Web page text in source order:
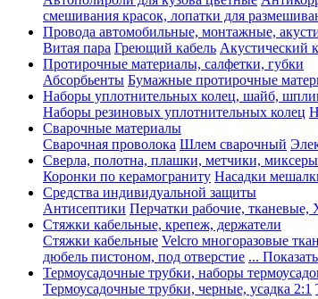
смешивания красок, лопатки для
Провода автомобильные, монтажные,
Витая пара Греющий кабель Акустический
Протирочные материалы, салфетки, губки
Абсорбьенты Бумажные протирочные
Наборы уплотнительных колец, шайб,
Наборы резиновых уплотнительных колец
Сварочные материалы
Сварочная проволока Шлем сварочный
Сверла, полотна, плашки, метчики, миксеры
Коронки по керамограниту Насадки
Средства индивидуальной защиты
Антисептики Перчатки рабочие, тканевые,
Стяжки кабельные, крепеж, держатели
Стяжки кабельные Velcro многоразовые
дюбель пистоном, под отверстие ...
Термоусадочные трубки, наборы
Термоусадочные трубки, черные, усадка 2:1